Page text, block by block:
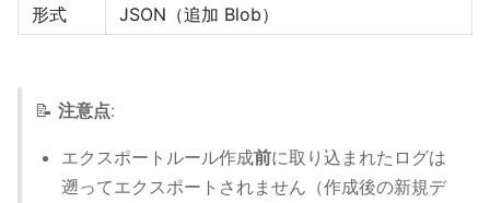
形式
JSON（追加 Blob）
📝 注意点:
エクスポートルール作成前に取り込まれたログは
遡ってエクスポートされません（作成後の新規デ